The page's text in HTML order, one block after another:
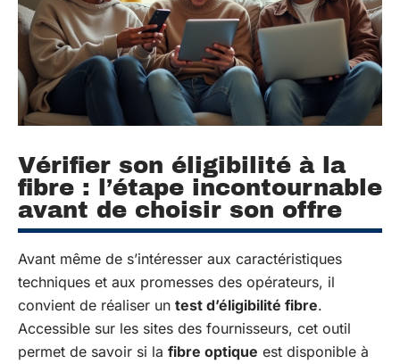
Vérifier son éligibilité à la
fibre : l’étape incontournable
avant de choisir son offre
Avant même de s’intéresser aux caractéristiques
techniques et aux promesses des opérateurs, il
convient de réaliser un test d’éligibilité fibre.
Accessible sur les sites des fournisseurs, cet outil
permet de savoir si la fibre optique est disponible à